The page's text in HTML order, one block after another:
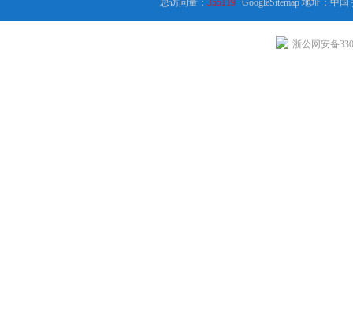
总访问量：355119 GoogleSitemap地址：中国
浙公网安备